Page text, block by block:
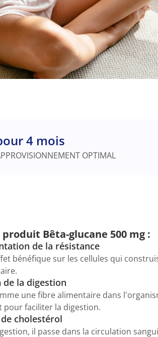
4 mois
OPTIMAL
Bêta-glucane 500 mg :
de la résistance
bénéfique sur les cellules qui
de la digestion
une fibre alimentaire dans
pour faciliter la digestion.
cholestérol
il passe dans la circulation